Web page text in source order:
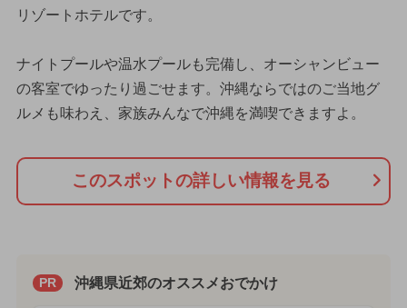
リゾートホテルです。
ナイトプールや温水プールも完備し、オーシャンビュー
の客室でゆったり過ごせます。沖縄ならではのご当地グ
ルメも味わえ、家族みんなで沖縄を満喫できますよ。
このスポットの詳しい情報を見る
PR 沖縄県近郊のオススメおでかけ